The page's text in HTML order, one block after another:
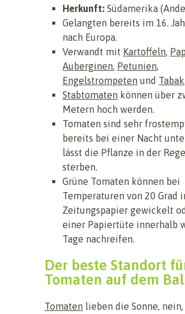
Herkunft: Südamerika
Gelangten bereits im 16.
nach Europa.
Verwandt mit Kartoffeln,
Auberginen, Petunien,
Engelstrompeten und Tabak.
Stabtomaten können über
Metern hoch werden.
Tomaten sind sehr
bereits bei einer Nacht
lässt die Pflanze in der
sterben.
Grüne Tomaten können bei
Temperaturen von 20 Grad
Zeitungspapier gewickelt
einer Papiertüte innerhalb
Tage nachreifen.
Der beste Standort
Tomaten auf dem
Tomaten lieben die Sonne, nein,